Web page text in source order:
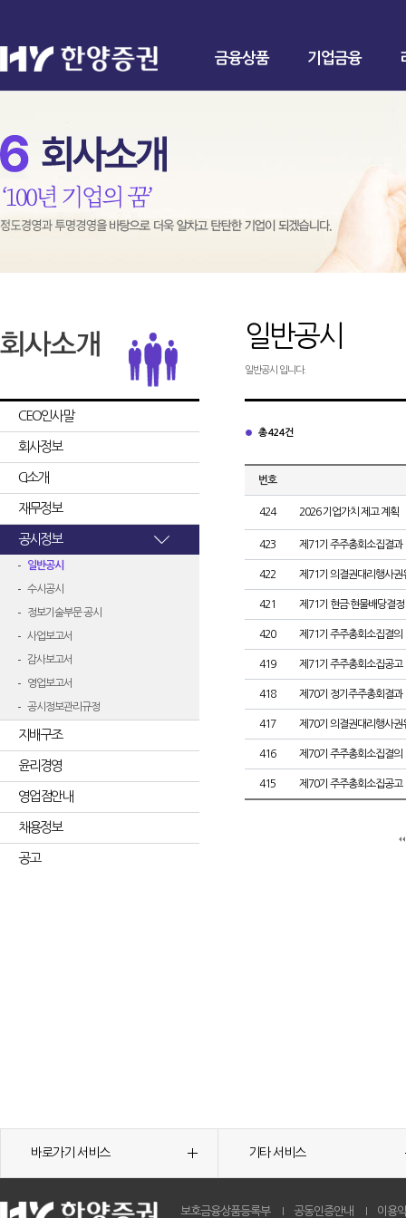
금융상품 기업금융
CEO인사말
회사정보
CI소개
재무정보
공시정보
일반공시
수시공시
정보기술부문 공시
사업보고서
감사보고서
영업보고서
공시정보관리규정
지배구조
윤리경영
영업점안내
채용정보
공고
일반공시
일반공시 입니다.
총 424건
번호
424 2026 기업가치 제고 계획
423 제71기 주주총회소집결과
422 제71기 의결권대리행사권
421 제71기 현금·현물배당결정
420 제71기 주주총회소집결의
419 제71기 주주총회소집공고
418 제70기 정기주주총회결과
417 제70기 의결권대리행사권
416 제70기 주주총회소집결의
415 제70기 주주총회소집공고
바로가기 서비스 기타 서비스
보호금융상품등록부 공동인증안내 이용